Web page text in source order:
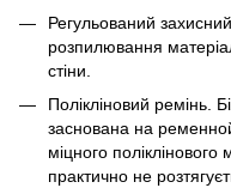
Регульований
розпилювання
стіни.
Полікліновий ремінь.
заснована на
міцного
практично не